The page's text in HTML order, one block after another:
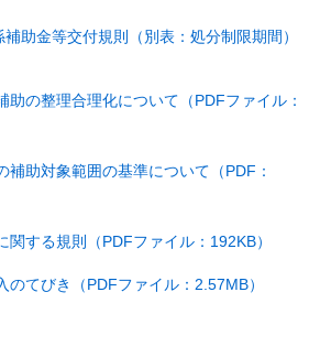
助金等交付規則（別表：処分制限期間）
助の整理合理化について（PDFファイル：
補助対象範囲の基準について（PDF：
関する規則（PDFファイル：192KB）
のてびき（PDFファイル：2.57MB）